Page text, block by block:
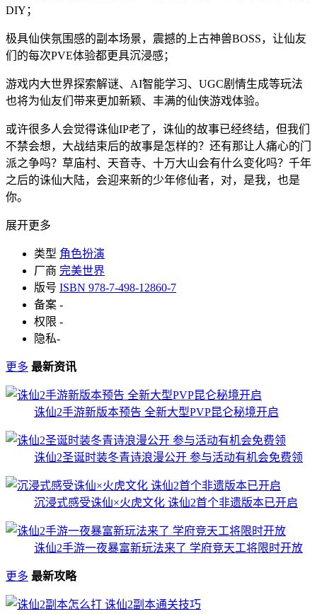
DIY；
极具仙侠氛围感的副本场景，震撼的上古神兽BOSS，让仙友
们的每次PVE体验都更具沉浸感；
游戏内大世界探索解谜、AI智能学习、UGC剧情生成等玩法
也将为仙友们带来更加新颖、丰满的仙侠游戏体验。
或许很多人会觉得诛仙IP老了，诛仙的故事已经终结，但我们
不禁会想，大战结束后的故事是怎样的？还有那让人痛心的门
派之争吗？草庙村、天音寺、十万大山会有什么变化吗？千年
之后的诛仙大陆，会迎来新的少年修仙者，对，是我，也是
你。
展开更多
类型 角色扮演
厂商 完美世界
版号 ISBN 978-7-498-12860-7
备案 -
权限 -
隐私-
更多 最新资讯
诛仙2手游新版本预告 全新大型PVP昆仑秘境开启
诛仙2圣诞时装冬青诗浪漫公开 参与活动有机会免费领
沉浸式感受诛仙×火虎文化 诛仙2首个非遗版本已开启
诛仙2手游一夜暴富新玩法来了 学府竞天工将限时开放
更多 最新攻略